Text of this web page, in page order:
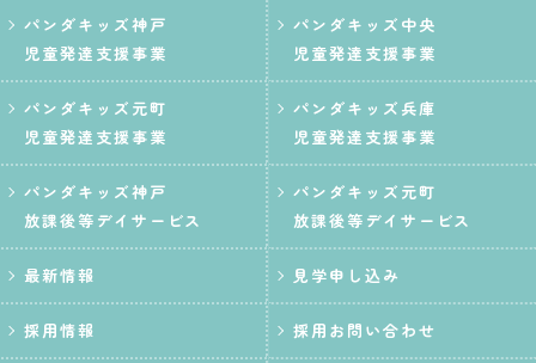
パンダキッズ神戸
児童発達支援事業
パンダキッズ中央
児童発達支援事業
パンダキッズ元町
児童発達支援事業
パンダキッズ兵庫
児童発達支援事業
パンダキッズ神戸
放課後等デイサービス
パンダキッズ元町
放課後等デイサービス
最新情報 見学申し込み
採用情報 採用お問い合わせ